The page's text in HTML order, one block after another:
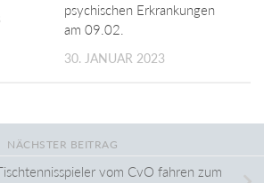
psychischen Erkrankungen
am 09.02.
30. JANUAR 2023
NÄCHSTER BEITRAG
vom CvO fahren zum